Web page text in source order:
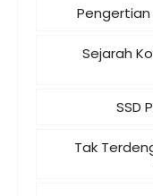
Sejarah
SSD
Tak